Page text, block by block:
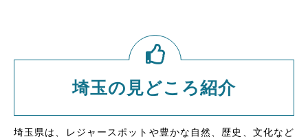
埼玉の見どころ紹介
埼玉県は、レジャースポットや豊かな自然、歴史、文化など